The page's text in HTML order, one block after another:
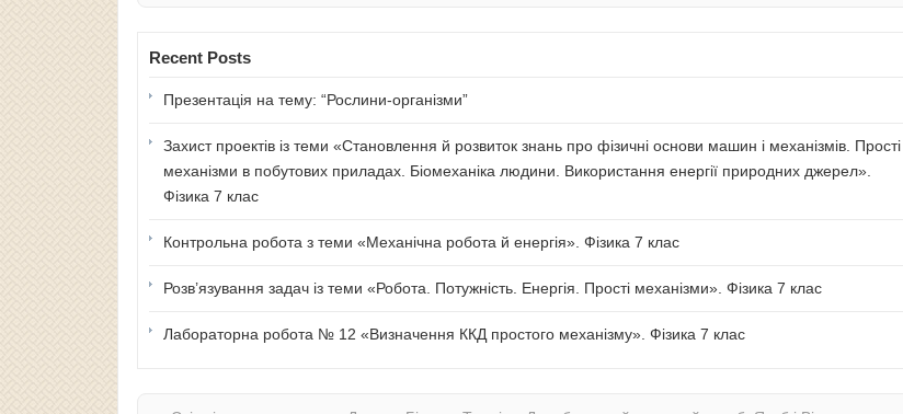
Recent Posts
Презентація на тему: “Рослини-організми”
Захист проектів із теми «Становлення й розвиток знань про фізичні основи машин і механізмів. Прості
механізми в побутових приладах. Біомеханіка людини. Використання енергії природних джерел».
Фізика 7 клас
Контрольна робота з теми «Механічна робота й енергія». Фізика 7 клас
Розв’язування задач із теми «Робота. Потужність. Енергія. Прості механізми». Фізика 7 клас
Лабораторна робота № 12 «Визначення ККД простого механізму». Фізика 7 клас